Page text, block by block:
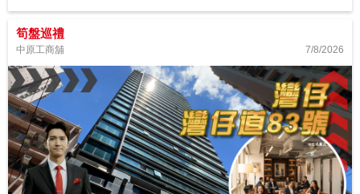
筍盤巡禮
中原工商舖 7/8/2026